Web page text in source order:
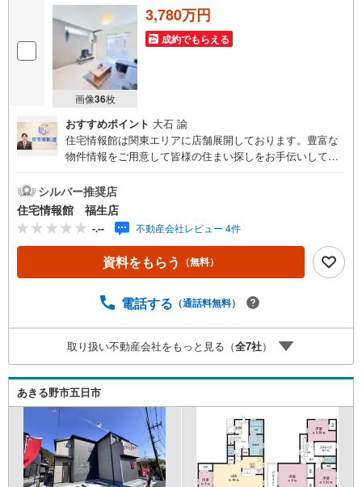
画像36枚
3,780万円
成約でもらえる
おすすめポイント 大石 諭
住宅情報館は関東エリアに店舗展開しております。豊富な
物件情報をご用意して皆様の住まい探しをお手伝いしてお
さい。住宅ローン相談会も同時開催中無理のない住宅ロー
ンの試算やご購入の際にかかる諸費用の概算も行っており
ます。しっかりとした資金計画のアドバイスをさせて頂き
ますので、お気軽にご相談ください。
シルバー推奨店
住宅情報館 福生店
-.-- 不動産会社レビュー 4件
資料をもらう （無料）
電話する （通話料無料）
取り扱い不動産会社をもっと見る（全7社）
あきる野市五日市